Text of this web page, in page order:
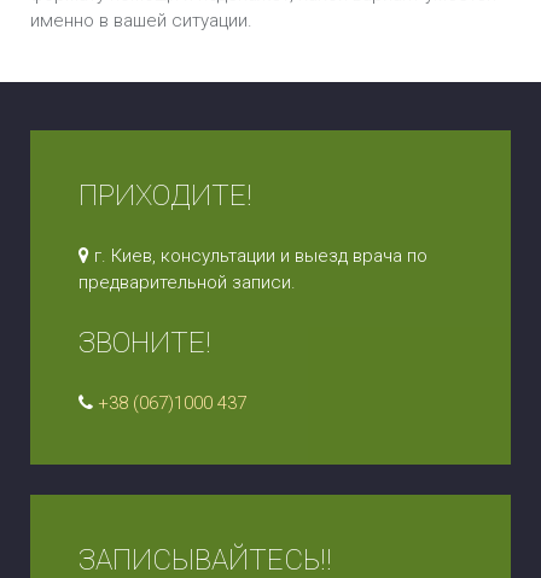
именно в вашей ситуации.
ПРИХОДИТЕ!
г. Киев, консультации и выезд врача по
предварительной записи.
ЗВОНИТЕ!
+38 (067)1000 437
ЗАПИСЫВАЙТЕСЬ!!